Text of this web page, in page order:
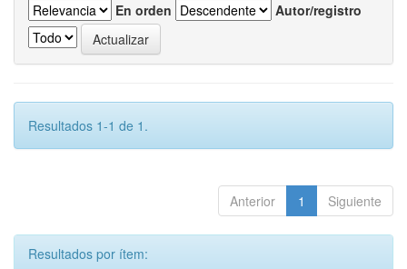
En orden
Autor/registro
Resultados 1-1 de 1.
Anterior 1 Siguiente
Resultados por ítem: